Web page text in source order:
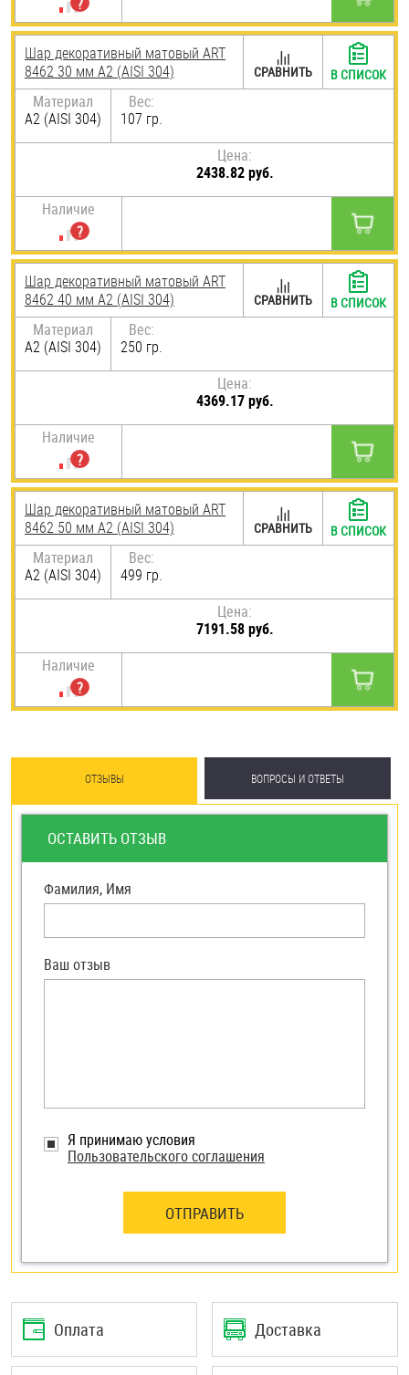
Шар декоративный матовый ART
8462 30 мм А2 (AISI 304)
Материал
А2 (AISI 304)
Вес:
107 гр.
Цена:
2438.82 руб.
Наличие
СРАВНИТЬ В СПИСОК
Шар декоративный матовый ART
8462 40 мм А2 (AISI 304)
Материал
А2 (AISI 304)
Вес:
250 гр.
Цена:
4369.17 руб.
Наличие
СРАВНИТЬ В СПИСОК
Шар декоративный матовый ART
8462 50 мм А2 (AISI 304)
Материал
А2 (AISI 304)
Вес:
499 гр.
Цена:
7191.58 руб.
Наличие
СРАВНИТЬ В СПИСОК
ОТЗЫВЫ ВОПРОСЫ И ОТВЕТЫ
ОСТАВИТЬ ОТЗЫВ
Фамилия, Имя
Я принимаю условия
Пользовательского соглашения
ОТПРАВИТЬ
Ваш отзыв
Оплата Доставка